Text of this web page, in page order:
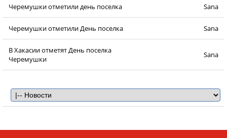
Черемушки отметили день поселка Sana
Черемушки отметили День поселка Sana
В Хакасии отметят День поселка
Черемушки
Sana